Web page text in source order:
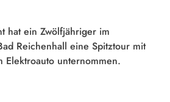
hat ein Zwölfjähriger im
Reichenhall eine Spitztour mit
Elektroauto unternommen.